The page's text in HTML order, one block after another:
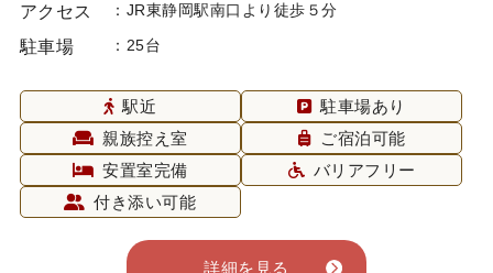
アクセス JR東静岡駅南口より徒歩５分
駐車場 25台
駅近
駐車場あり
親族控え室
ご宿泊可能
安置室完備
バリアフリー
付き添い可能
詳細を見る